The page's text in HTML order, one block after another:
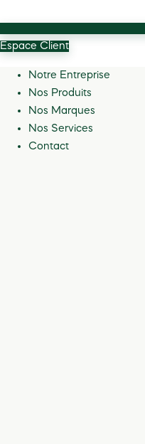
Espace Client
Notre Entreprise
Nos Produits
Nos Marques
Nos Services
Contact